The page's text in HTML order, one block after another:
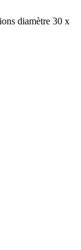
diamètre 30 x